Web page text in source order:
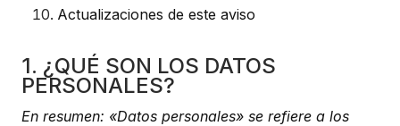
Actualizaciones de este aviso
1. ¿QUÉ SON LOS DATOS
PERSONALES?
En resumen: «Datos personales» se refiere a los